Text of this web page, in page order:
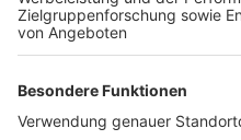
Details durch
Nutzung des
Marks Forsters Single